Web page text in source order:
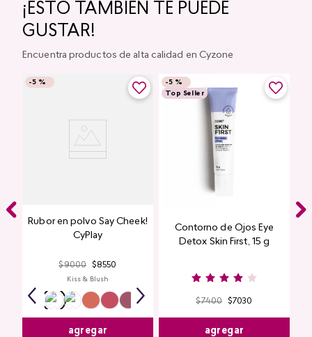
¡ESTO TAMBIÉN TE PUEDE
GUSTAR!
Encuentra productos de alta calidad en Cyzone
-5 %
Rubor en polvo Say Cheek!
CyPlay
$9000 $8550
Kiss & Blush
agregar
-5 %
Top Seller
Contorno de Ojos Eye
Detox Skin First, 15 g
$7400 $7030
agregar